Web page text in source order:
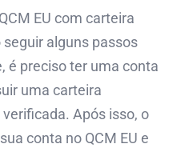
EU com carteira
alguns passos
é preciso ter uma conta
uma carteira
Após isso, o
conta no QCM EU e